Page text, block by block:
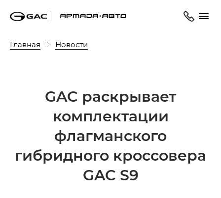
Главная Новости
GAC раскрывает
комплектации
флагманского
гибридного кроссовера
GAC S9